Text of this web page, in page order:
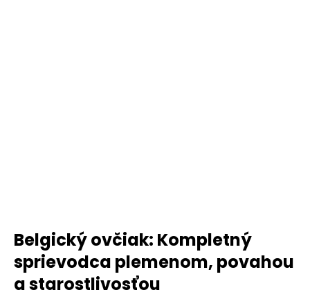
Belgický ovčiak: Kompletný
sprievodca plemenom, povahou
a starostlivosťou